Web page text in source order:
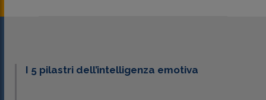
I 5 pilastri dell’intelligenza emotiva